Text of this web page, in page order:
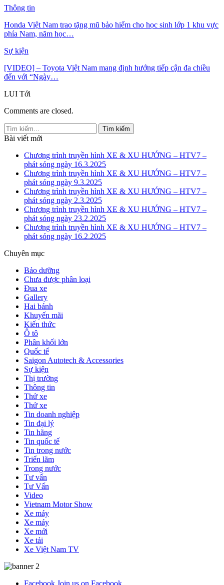
Thông tin
Honda Việt Nam trao tặng mũ bảo hiểm cho học sinh lớp 1 khu vực
phía Nam, năm học…
Sự kiện
[VIDEO] – Toyota Việt Nam mang định hướng tiếp cận đa chiều
đến với “Ngày…
LUI Tới
Comments are closed.
Bài viết mới
Chương trình truyền hình XE & XU HƯỚNG – HTV7 –
phát sóng ngày 16.3.2025
Chương trình truyền hình XE & XU HƯỚNG – HTV7 –
phát sóng ngày 9.3.2025
Chương trình truyền hình XE & XU HƯỚNG – HTV7 –
phát sóng ngày 2.3.2025
Chương trình truyền hình XE & XU HƯỚNG – HTV7 –
phát sóng ngày 23.2.2025
Chương trình truyền hình XE & XU HƯỚNG – HTV7 –
phát sóng ngày 16.2.2025
Chuyên mục
Bảo dưỡng
Chưa được phân loại
Đua xe
Gallery
Hai bánh
Khuyến mãi
Kiến thức
Ô tô
Phân khối lớn
Quốc tế
Saigon Autotech & Accessories
Sự kiện
Thị trường
Thông tin
Thử xe
Thử xe
Tin doanh nghiệp
Tin đại lý
Tin hãng
Tin quốc tế
Tin trong nước
Triển lãm
Trong nước
Tư vấn
Tư Vấn
Video
Vietnam Motor Show
Xe máy
Xe máy
Xe mới
Xe tải
Xe Việt Nam TV
Facebook Join us on Facebook